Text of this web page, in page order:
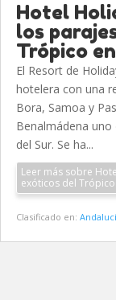
Hotel
los
Trópico
El Resort de
hotelera con una
Bora, Samoa y
Benalmádena
del Sur. Se ha...
Leer más sobre
exóticos del
Clasificado en: